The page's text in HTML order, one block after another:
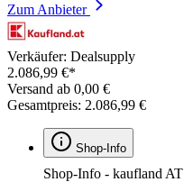
Zum Anbieter
Verkäufer: Dealsupply
2.086,99 €*
Versand ab 0,00 €
Gesamtpreis: 2.086,99 €
Shop-Info
Shop-Info - kaufland AT